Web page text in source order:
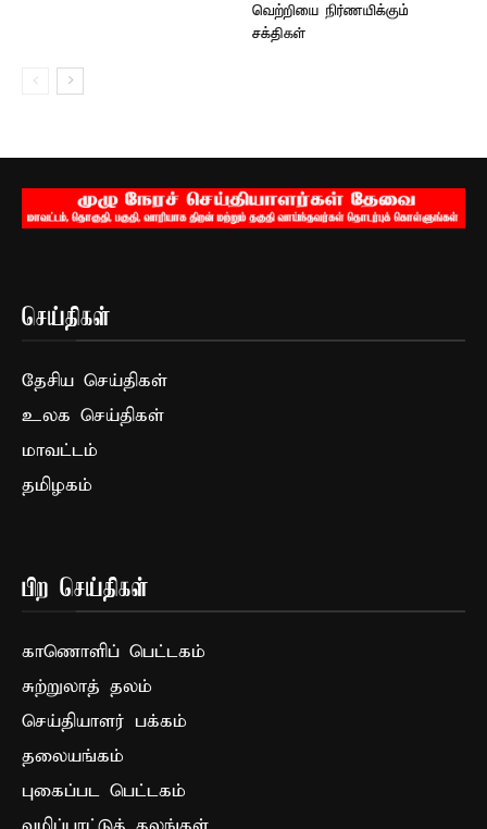
வெற்றியை நிர்ணயிக்கும்
சக்திகள்
செய்திகள்
தேசிய செய்திகள்
உலக செய்திகள்
மாவட்டம்
தமிழகம்
பிற செய்திகள்
காணொளிப் பெட்டகம்
சுற்றுலாத் தலம்
செய்தியாளர் பக்கம்
தலையங்கம்
புகைப்பட பெட்டகம்